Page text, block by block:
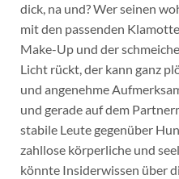
dick, na und? Wer seinen
mit den passenden
Make-Up und der
Licht rückt, der kann ganz
und angenehme
und gerade auf dem
stabile Leute gegenüber
zahllose körperliche und
könnte Insiderwissen über